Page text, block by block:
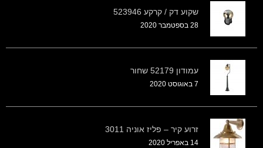
שקוע דק / קרקע 523946
28 בספטמבר 2020
עמודון 52179 שחור
7 באוגוסט 2020
זרוע קיר – פליז אוניה 3011
14 באפריל 2020